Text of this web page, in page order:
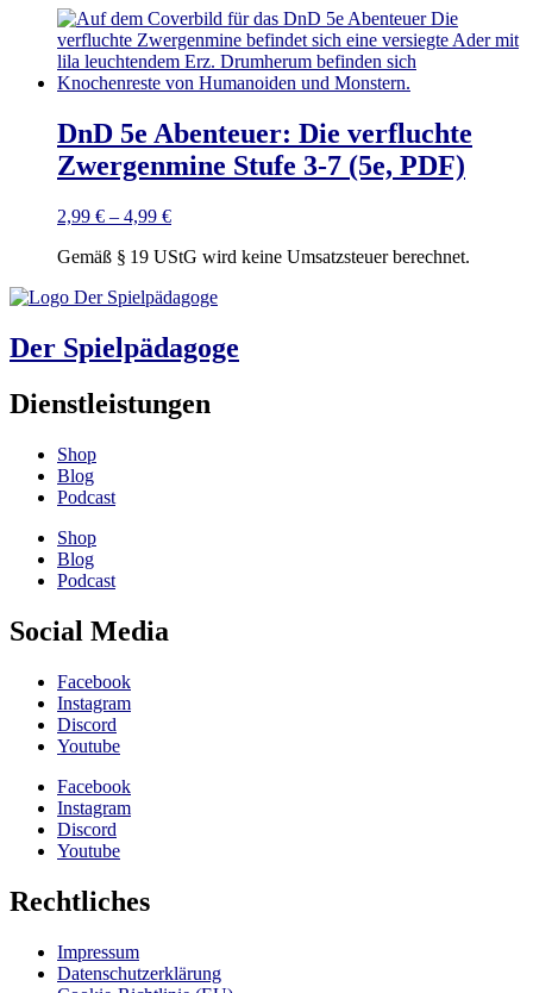
DnD 5e Abenteuer: Die verfluchte
Zwergenmine Stufe 3-7 (5e, PDF)
2,99 € – 4,99 €
Gemäß § 19 UStG wird keine Umsatzsteuer berechnet.
Der Spielpädagoge
Dienstleistungen
Shop
Blog
Podcast
Shop
Blog
Podcast
Social Media
Facebook
Instagram
Discord
Youtube
Facebook
Instagram
Discord
Youtube
Rechtliches
Impressum
Datenschutzerklärung